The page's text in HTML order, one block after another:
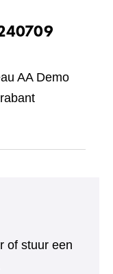
AA Demo
of stuur een